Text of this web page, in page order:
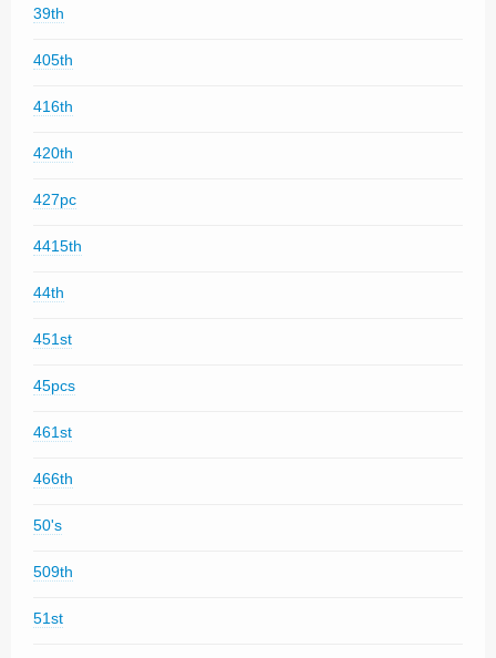
39th
405th
416th
420th
427pc
4415th
44th
451st
45pcs
461st
466th
50's
509th
51st